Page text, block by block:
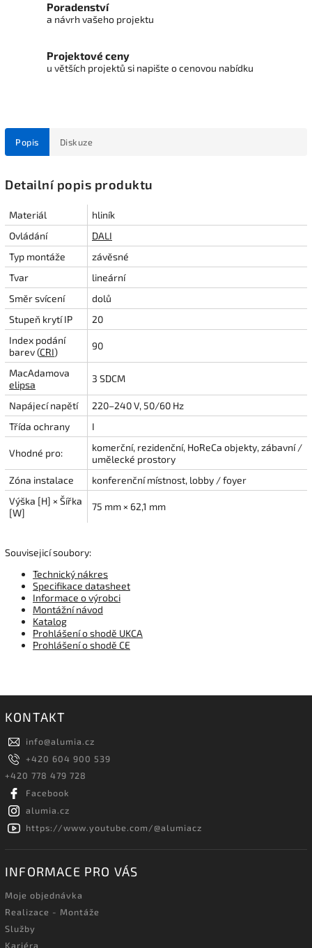
Poradenství
a návrh vašeho projektu
Projektové ceny
u větších projektů si napište o cenovou nabídku
Popis Diskuze
Detailní popis produktu
Materiál
hliník
Ovládání
DALI
Typ montáže
závěsné
Tvar
lineární
Směr svícení
dolů
Stupeň krytí IP
20
Index podání
barev (CRI)
90
MacAdamova
elipsa
3 SDCM
Napájecí napětí
220–240 V, 50/60 Hz
Třída ochrany
I
Vhodné pro:
komerční, rezidenční, HoReCa objekty, zábavní /
umělecké prostory
Zóna instalace
konferenční místnost, lobby / foyer
Výška [H] × Šířka
[W]
75 mm × 62,1 mm
Souvisejicí soubory:
Technický nákres
Specifikace datasheet
Informace o výrobci
Montážní návod
Katalog
Prohlášení o shodě UKCA
Prohlášení o shodě CE
KONTAKT
info@alumia.cz
+420 604 900 539
+420 778 479 728
Facebook
alumia.cz
https://www.youtube.com/@alumiacz
INFORMACE PRO VÁS
Moje objednávka
Realizace - Montáže
Služby
Kariéra